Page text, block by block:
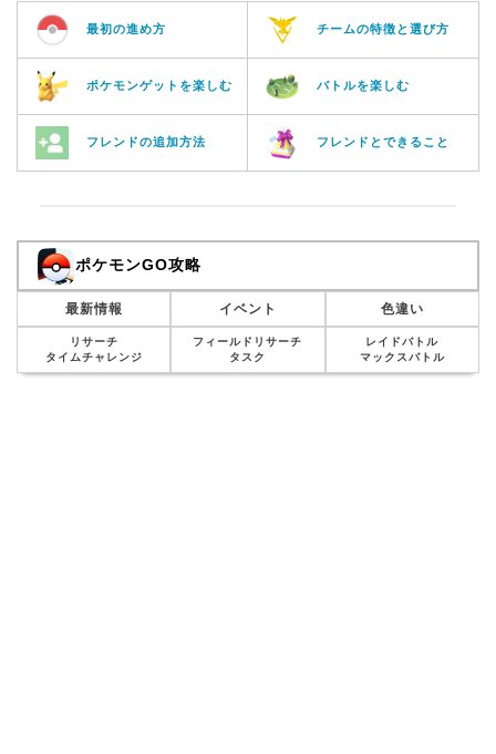
最初の進め方 チームの特徴と選び方
ポケモンゲットを楽しむ バトルを楽しむ
フレンドの追加方法 フレンドとできること
ポケモンGO攻略
最新情報 イベント 色違い
リサーチ
タイムチャレンジ
フィールドリサーチ
タスク
レイドバトル
マックスバトル